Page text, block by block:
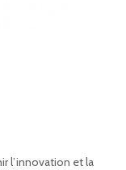
l’innovation et la